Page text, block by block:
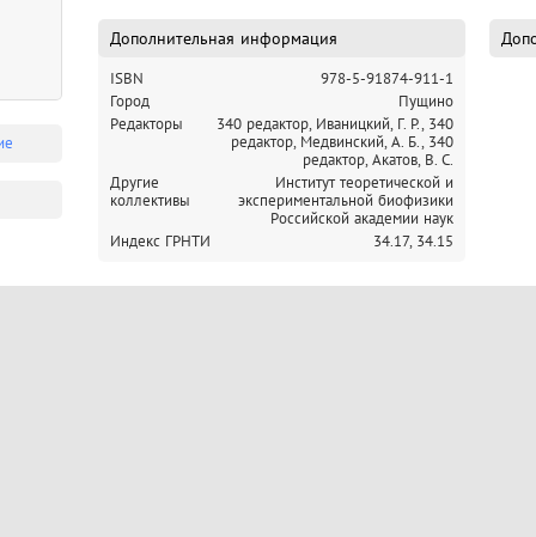
Дополнительная информация
ISBN
978-5-91874-911-1
Город
Пущино
Редакторы
340 редактор, Иваницкий, Г. Р., 340
редактор, Медвинский, А. Б., 340
редактор, Акатов, В. С.
Другие
коллективы
Институт теоретической и
экспериментальной биофизики
Российской академии наук
Индекс ГРНТИ
34.17, 34.15